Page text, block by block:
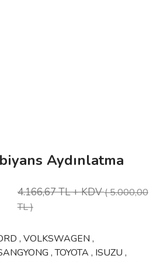
Aydınlatma
4.166,67 TL + KDV( 5.000,00
TL )
,VOLKSWAGEN ,
,TOYOTA , ISUZU ,